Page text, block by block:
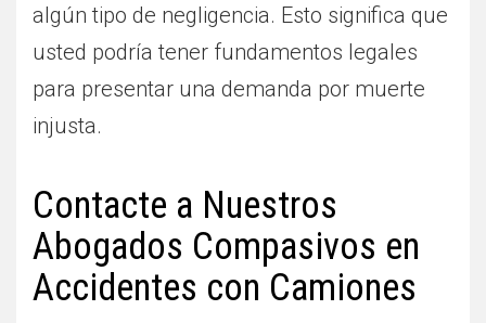
algún tipo de negligencia. Esto significa que
usted podría tener fundamentos legales
para presentar una demanda por muerte
injusta.
Contacte a Nuestros
Abogados Compasivos en
Accidentes con Camiones